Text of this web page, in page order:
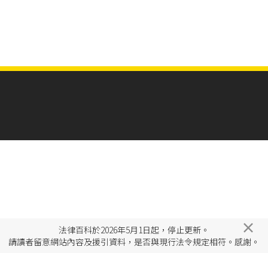
法律百科於2026年5月1日起，停止更新。
請讀者留意網站內容及援引資料，是否與現行法令規定相符。感謝。
×